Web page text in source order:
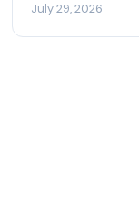
July 29, 2026